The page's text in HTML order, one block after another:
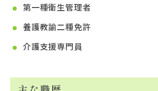
第一種衛生管理者
養護教諭二種免許
介護支援専門員